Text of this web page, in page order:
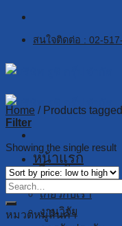
Skip
contentสนใจติดต่อ : 02-
หน้าแรก
เกี่ยวกับเรา
เกี่ยวกับเรา
งานวิจัย
Home /Products
Filter
Showing the single result
หมวดหมู่สินค้า